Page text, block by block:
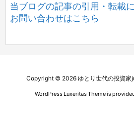
当ブログの記事の引用・転載
お問い合わせはこちら
Copyright © 2026 ゆとり世代の投資家
WordPress Luxeritas Theme is